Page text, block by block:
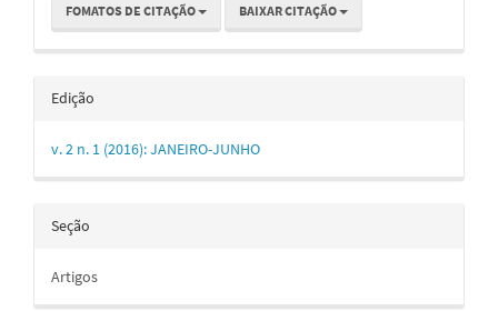
FOMATOS DE CITAÇÃO BAIXAR CITAÇÃO
Edição
v. 2 n. 1 (2016): JANEIRO-JUNHO
Seção
Artigos